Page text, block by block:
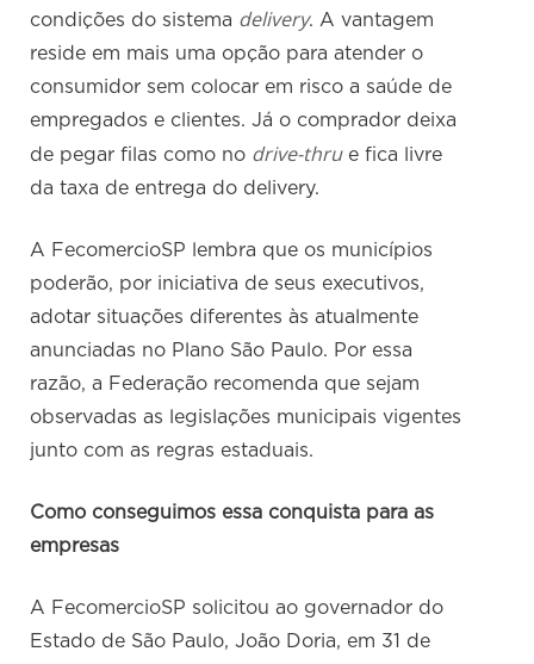
condições do sistema delivery. A vantagem
reside em mais uma opção para atender o
consumidor sem colocar em risco a saúde de
empregados e clientes. Já o comprador deixa
de pegar filas como no drive-thrue fica livre
da taxa de entrega do delivery.
A FecomercioSP lembra que os municípios
poderão, por iniciativa de seus executivos,
adotar situações diferentes às atualmente
anunciadas no Plano São Paulo. Por essa
razão, a Federação recomenda que sejam
observadas as legislações municipais vigentes
junto com as regras estaduais.
Como conseguimos essa conquista para as
empresas
A FecomercioSP solicitou ao governador do
Estado de São Paulo, João Doria, em 31 de